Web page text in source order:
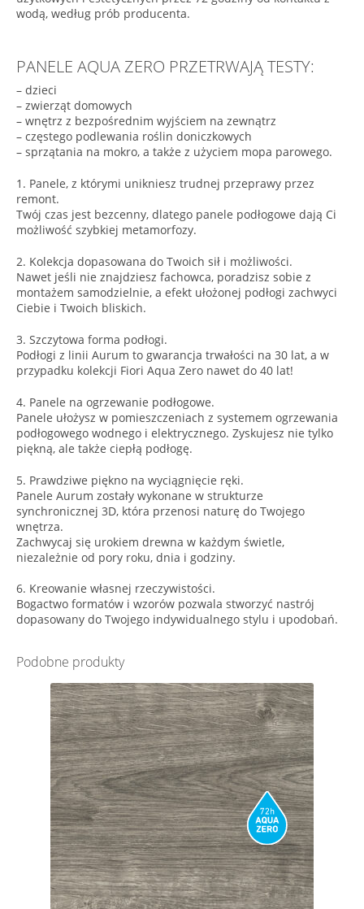
wodą, według prób producenta.
PANELE AQUA ZERO PRZETRWAJĄ TESTY:
– dzieci
– zwierząt domowych
– wnętrz z bezpośrednim wyjściem na zewnątrz
– częstego podlewania roślin doniczkowych
– sprzątania na mokro, a także z użyciem mopa parowego.
1. Panele, z którymi unikniesz trudnej przeprawy przez
remont.
Twój czas jest bezcenny, dlatego panele podłogowe dają Ci
możliwość szybkiej metamorfozy.
2. Kolekcja dopasowana do Twoich sił i możliwości.
Nawet jeśli nie znajdziesz fachowca, poradzisz sobie z
montażem samodzielnie, a efekt ułożonej podłogi zachwyci
Ciebie i Twoich bliskich.
3. Szczytowa forma podłogi.
Podłogi z linii Aurum to gwarancja trwałości na 30 lat, a w
przypadku kolekcji Fiori Aqua Zero nawet do 40 lat!
4. Panele na ogrzewanie podłogowe.
Panele ułożysz w pomieszczeniach z systemem ogrzewania
podłogowego wodnego i elektrycznego. Zyskujesz nie tylko
piękną, ale także ciepłą podłogę.
5. Prawdziwe piękno na wyciągnięcie ręki.
Panele Aurum zostały wykonane w strukturze
synchronicznej 3D, która przenosi naturę do Twojego
wnętrza.
Zachwycaj się urokiem drewna w każdym świetle,
niezależnie od pory roku, dnia i godziny.
6. Kreowanie własnej rzeczywistości.
Bogactwo formatów i wzorów pozwala stworzyć nastrój
dopasowany do Twojego indywidualnego stylu i upodobań.
Podobne produkty